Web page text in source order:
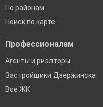
По районам
Поиск по карте
Профессионалам
Агенты и риэлторы
Застройщики Дзержинска
Все ЖК